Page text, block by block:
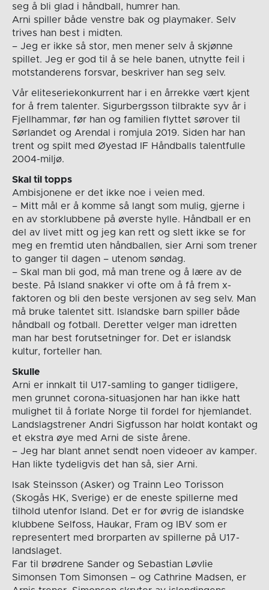
seg å bli glad i håndball, humrer han.
Arni spiller både venstre bak og playmaker. Selv
trives han best i midten.
– Jeg er ikke så stor, men mener selv å skjønne
spillet. Jeg er god til å se hele banen, utnytte feil i
motstanderens forsvar, beskriver han seg selv.
Vår eliteseriekonkurrent har i en årrekke vært kjent
for å frem talenter. Sigurbergsson tilbrakte syv år i
Fjellhammar, før han og familien flyttet sørover til
Sørlandet og Arendal i romjula 2019. Siden har han
trent og spilt med Øyestad IF Håndballs talentfulle
2004-miljø.
Skal til topps
Ambisjonene er det ikke noe i veien med.
– Mitt mål er å komme så langt som mulig, gjerne i
en av storklubbene på øverste hylle. Håndball er en
del av livet mitt og jeg kan rett og slett ikke se for
meg en fremtid uten håndballen, sier Arni som trener
to ganger til dagen – utenom søndag.
– Skal man bli god, må man trene og å lære av de
beste. På Island snakker vi ofte om å få frem x-
faktoren og bli den beste versjonen av seg selv. Man
må bruke talentet sitt. Islandske barn spiller både
håndball og fotball. Deretter velger man idretten
man har best forutsetninger for. Det er islandsk
kultur, forteller han.
Skulle
Arni er innkalt til U17-samling to ganger tidligere,
men grunnet corona-situasjonen har han ikke hatt
mulighet til å forlate Norge til fordel for hjemlandet.
Landslagstrener Andri Sigfusson har holdt kontakt og
et ekstra øye med Arni de siste årene.
– Jeg har blant annet sendt noen videoer av kamper.
Han likte tydeligvis det han så, sier Arni.
Isak Steinsson (Asker) og Trainn Leo Torisson
(Skogås HK, Sverige) er de eneste spillerne med
tilhold utenfor Island. Det er for øvrig de islandske
klubbene Selfoss, Haukar, Fram og IBV som er
representert med brorparten av spillerne på U17-
landslaget.
Far til brødrene Sander og Sebastian Løvlie
Simonsen Tom Simonsen – og Cathrine Madsen, er